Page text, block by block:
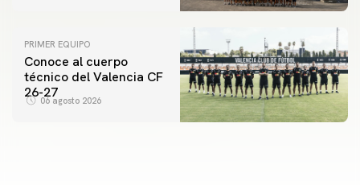
PRIMER EQUIPO
Conoce al cuerpo
técnico del Valencia CF
26-27
06 agosto 2026